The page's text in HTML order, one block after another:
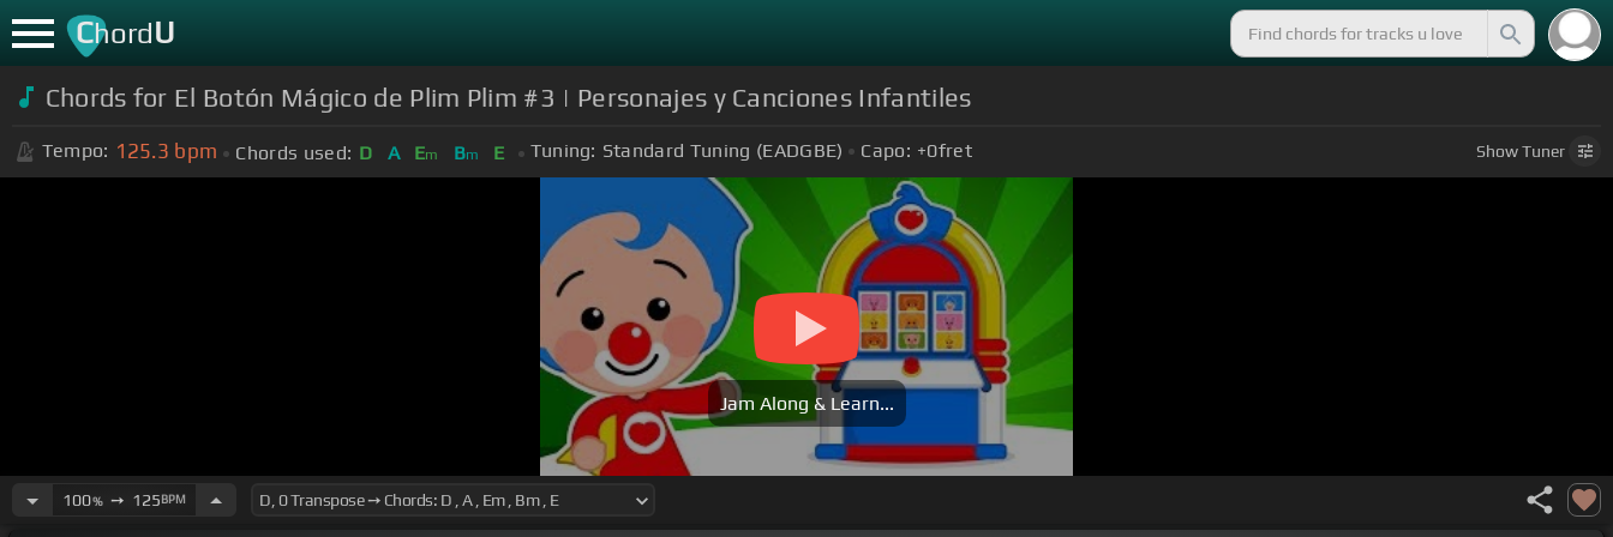
ChordU
Chords for El Botón Mágico de Plim Plim #3 | Personajes y Canciones Infantiles
Tempo: 125.3 bpm Chords used: D A Em Bm E Tuning: Standard Tuning (EADGBE) Capo: +0fret ShowTuner
Jam Along & Learn...
100%➙ 125BPM